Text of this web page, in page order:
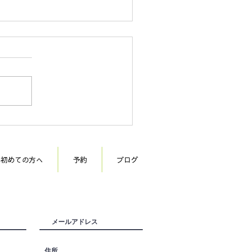
初めての方へ 予約 ブログ